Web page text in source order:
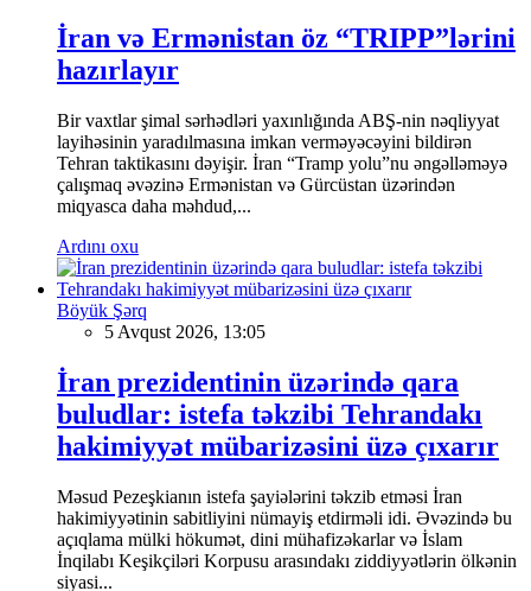
İran və Ermənistan öz “TRIPP”lərini
hazırlayır
Bir vaxtlar şimal sərhədləri yaxınlığında ABŞ-nin nəqliyyat
layihəsinin yaradılmasına imkan verməyəcəyini bildirən
Tehran taktikasını dəyişir. İran “Tramp yolu”nu əngəlləməyə
çalışmaq əvəzinə Ermənistan və Gürcüstan üzərindən
miqyasca daha məhdud,...
Ardını oxu
Böyük Şərq
5 Avqust 2026, 13:05
İran prezidentinin üzərində qara
buludlar: istefa təkzibi Tehrandakı
hakimiyyət mübarizəsini üzə çıxarır
Məsud Pezeşkianın istefa şayiələrini təkzib etməsi İran
hakimiyyətinin sabitliyini nümayiş etdirməli idi. Əvəzində bu
açıqlama mülki hökumət, dini mühafizəkarlar və İslam
İnqilabı Keşikçiləri Korpusu arasındakı ziddiyyətlərin ölkənin
siyasi...